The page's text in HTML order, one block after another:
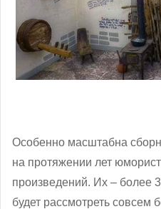
Особенно масштабна
на протяжении лет
произведений. Их – более
будет рассмотреть совсем